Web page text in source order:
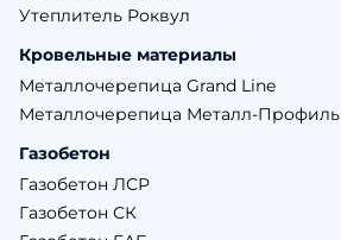
Утеплитель Роквул
Кровельные материалы
Металлочерепица Grand Line
Металлочерепица Металл-Профиль
Газобетон
Газобетон ЛСР
Газобетон СК